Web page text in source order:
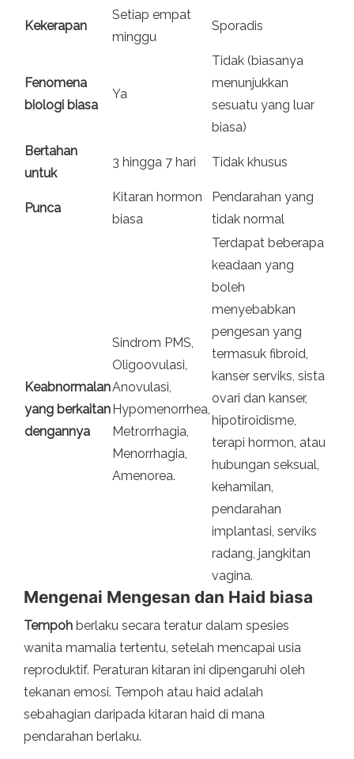
Kekerapan
Setiap empat
minggu
Sporadis
Fenomena
biologi biasa
Ya
Tidak (biasanya
menunjukkan
sesuatu yang luar
biasa)
Bertahan
untuk
3 hingga 7 hari Tidak khusus
Punca
Kitaran hormon
biasa
Pendarahan yang
tidak normal
Keabnormalan
yang berkaitan
dengannya
Sindrom PMS,
Oligoovulasi,
Anovulasi,
Hypomenorrhea,
Metrorrhagia,
Menorrhagia,
Amenorea.
Terdapat beberapa
keadaan yang
boleh
menyebabkan
pengesan yang
termasuk fibroid,
kanser serviks, sista
ovari dan kanser,
hipotiroidisme,
terapi hormon, atau
hubungan seksual,
kehamilan,
pendarahan
implantasi, serviks
radang, jangkitan
vagina.
Mengenai Mengesan dan Haid biasa
Tempoh berlaku secara teratur dalam spesies
wanita mamalia tertentu, setelah mencapai usia
reproduktif. Peraturan kitaran ini dipengaruhi oleh
tekanan emosi. Tempoh atau haid adalah
sebahagian daripada kitaran haid di mana
pendarahan berlaku.